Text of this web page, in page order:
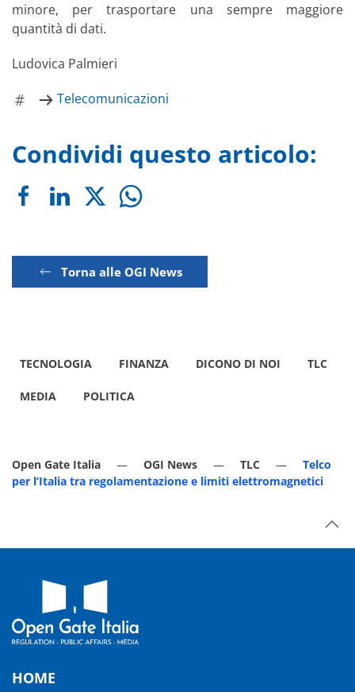
minore, per trasportare una sempre maggiore
quantità di dati.
Ludovica Palmieri
Telecomunicazioni
Condividi questo articolo:
Torna alle OGI News
TECNOLOGIA FINANZA DICONO DI NOI TLC
MEDIA POLITICA
Open Gate Italia OGI News TLC
Telco
per l’Italia tra regolamentazione e limiti elettromagnetici
HOME